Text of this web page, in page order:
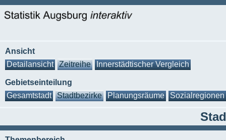
Ansicht
Detailansicht
Zeitreihe Innerstädtischer Vergleich
Gebietseinteilung
Gesamtstadt
Stadtbezirke Planungsräume Sozialregionen